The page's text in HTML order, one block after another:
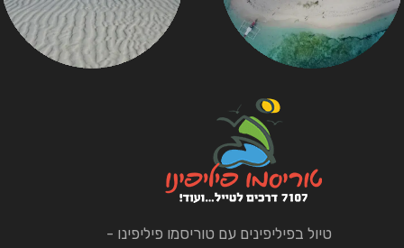
טיול בפיליפינים עם טוריסמו פיליפינו -